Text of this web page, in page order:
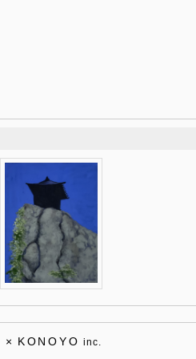
× KONOYO inc.